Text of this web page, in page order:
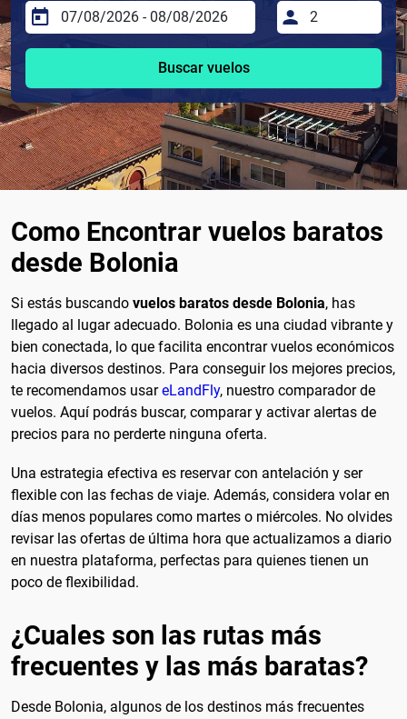
Buscar vuelos
Como Encontrar vuelos baratos
desde Bolonia
Si estás buscando vuelos baratos desde Bolonia, has
llegado al lugar adecuado. Bolonia es una ciudad vibrante y
bien conectada, lo que facilita encontrar vuelos económicos
hacia diversos destinos. Para conseguir los mejores precios,
te recomendamos usareLandFly, nuestro comparador de
vuelos. Aquí podrás buscar, comparar y activar alertas de
precios para no perderte ninguna oferta.
Una estrategia efectiva es reservar con antelación y ser
flexible con las fechas de viaje. Además, considera volar en
días menos populares como martes o miércoles. No olvides
revisar las ofertas de última hora que actualizamos a diario
en nuestra plataforma, perfectas para quienes tienen un
poco de flexibilidad.
¿Cuales son las rutas más
frecuentes y las más baratas?
Desde Bolonia, algunos de los destinos más frecuentes